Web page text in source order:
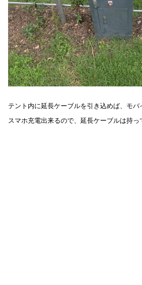
テント内に延長ケーブルを引き込めば、モバ
スマホ充電出来るので、延長ケーブルは持っ